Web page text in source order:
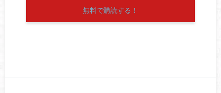
無料で購読する！